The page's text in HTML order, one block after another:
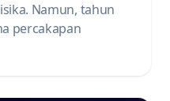
Namun, tahun
percakapan